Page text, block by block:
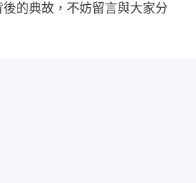
的典故，不妨留言與大家分